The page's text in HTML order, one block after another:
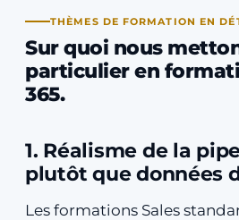
THÈMES DE FORMATION EN
Sur quoi nous
particulieren
365.
1. Réalisme de la
plutôt que données
Les formations Sales